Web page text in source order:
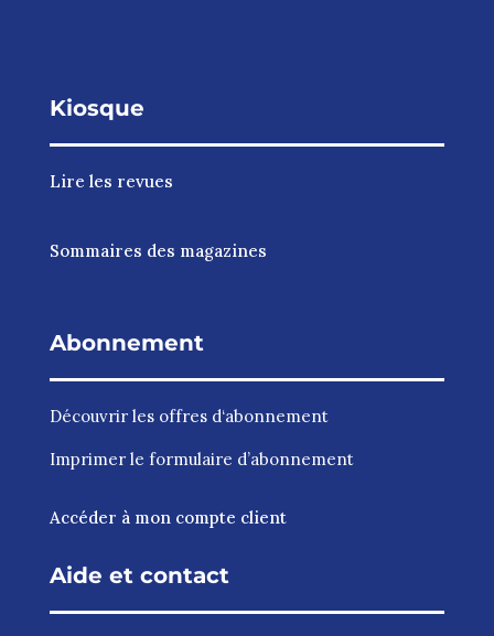
Kiosque
Lire les revues
Sommaires des magazines
Abonnement
Découvrir les offres d‘abonnement
Imprimer le formulaire d’abonnement
Accéder à mon compte client
Aide et contact